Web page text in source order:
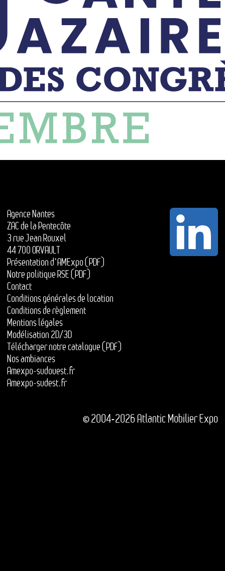
Agence Nantes
ZAC de la Pentecôte
3 rue Jean Rouxel
44 700 ORVAULT
Présentation d'AMExpo (PDF)
Notre politique RSE (PDF)
Contact
Conditions générales de location
Conditions de règlement
Mentions légales
Modélisation 2D/3D
Télécharger notre catalogue (PDF)
Nos ambiances
Amexpo-sudouest.fr
Amexpo-sudest.fr
© 2004-2026 Atlantic Mobilier Expo